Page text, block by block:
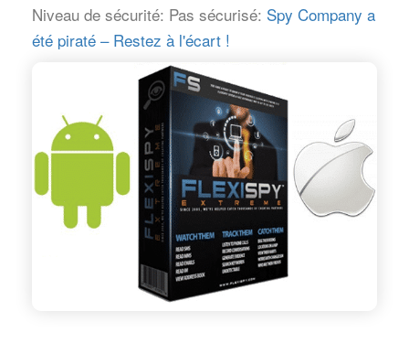
Niveau de sécurité: Pas sécurisé: Spy Company a
été piraté – Restez à l'écart !